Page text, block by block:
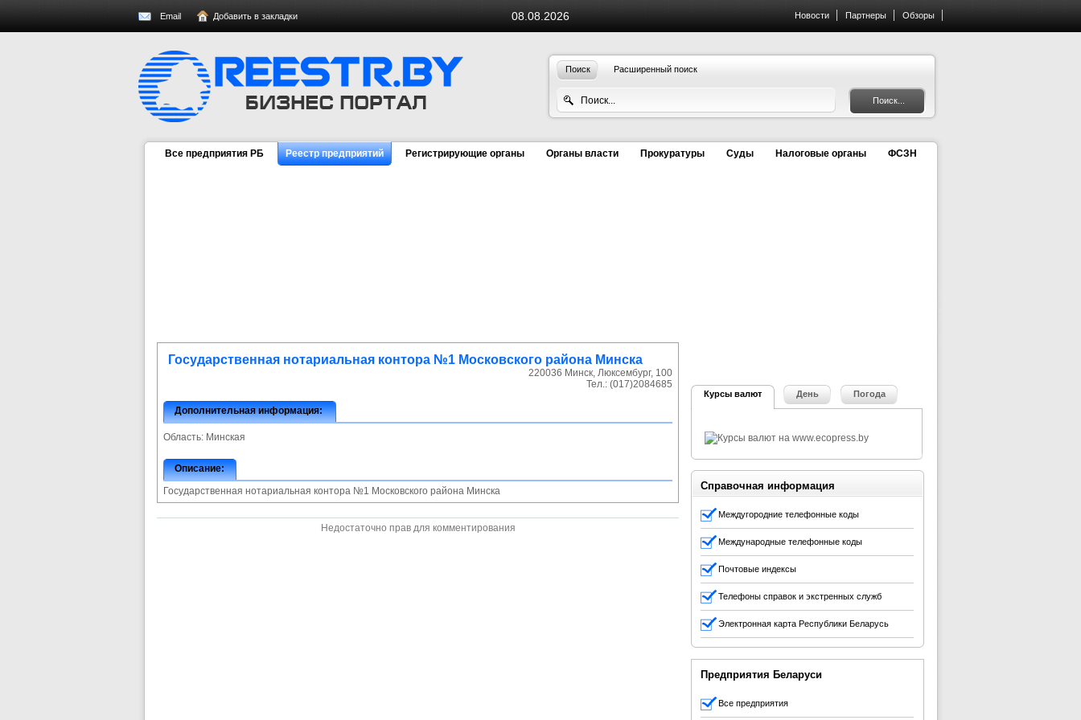
08.08.2026
Email Добавить в закладки Новости Партнеры Обзоры
Поиск Расширенный поиск
Все предприятия РБ Реестр предприятий Регистрирующие органы Органы власти Прокуратуры Суды Налоговые органы ФСЗН
Государственная нотариальная контора №1 Московского района Минска
220036 Минск, Люксембург, 100
Тел.: (017)2084685
Дополнительная информация:
Область: Минская
Описание:
Государственная нотариальная контора №1 Московского района Минска
Недостаточно прав для комментирования
Курсы валют День Погода
Справочная информация
Междугородние телефонные коды
Международные телефонные коды
Почтовые индексы
Телефоны справок и экстренных служб
Электронная карта Республики Беларусь
Предприятия Беларуси
Все предприятия